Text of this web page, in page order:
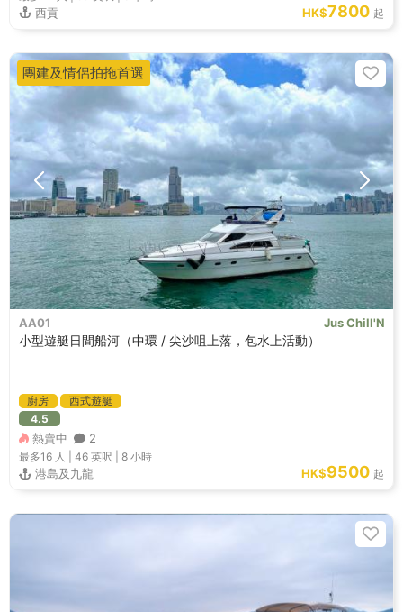
西貢 HK$7800 起
AA01 Jus Chill'N
小型遊艇日間船河（中環 / 尖沙咀上落，包水上活動）
廚房
西式遊艇
4.5
熱賣中 2
最多16人 | 46 英呎 8 小時
港島及九龍 HK$9500 起
團建及情侶拍拖首選